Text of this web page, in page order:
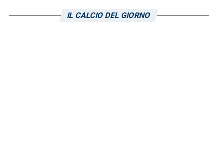
isolani devono assolutamente vincere per
IL CALCIO DEL GIORNO